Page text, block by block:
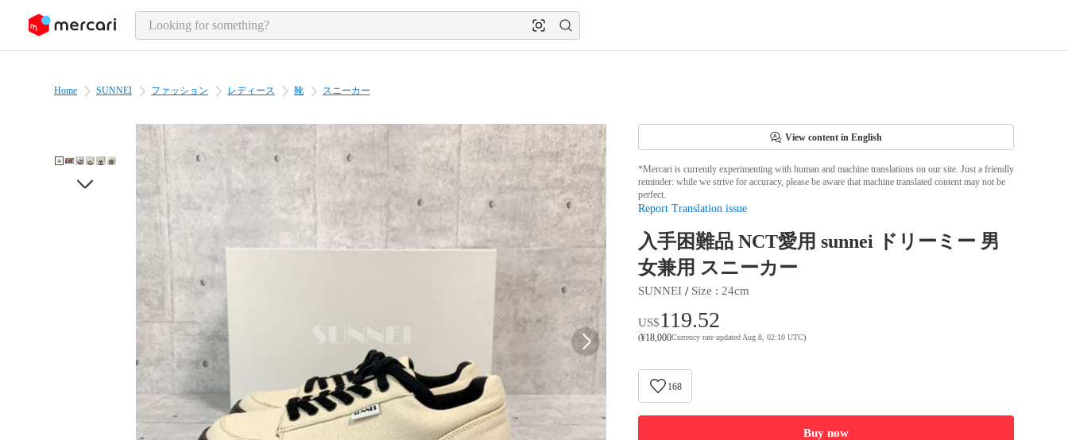
page content
Home SUNNEI ファッション レディース 靴 スニーカー
View content in English
*Mercari is currently experimenting with human and machine translations on our site. Just a friendly
reminder: while we strive for accuracy, please be aware that machine translated content may not be
perfect.
Report Translation issue
入手困難品 NCT愛用 sunnei ドリーミー 男
女兼用 スニーカー
SUNNEI / Size : 24cm
US$119.52
(¥18,000Currency rate updated Aug 8, 02:10 UTC)
168
Buy now